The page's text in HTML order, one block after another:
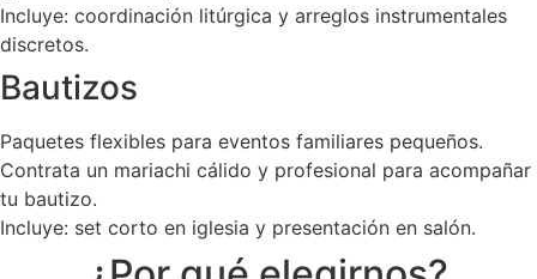
Incluye: coordinación litúrgica y arreglos instrumentales
discretos.
Bautizos
Paquetes flexibles para eventos familiares pequeños.
Contrata un mariachi cálido y profesional para acompañar
tu bautizo.
Incluye: set corto en iglesia y presentación en salón.